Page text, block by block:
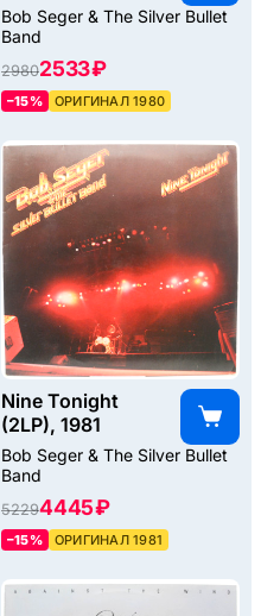
Bob Seger & The Silver Bullet
Band
29802533 ₽
–15% ОРИГИНАЛ 1980
Nine Tonight
(2LP), 1981
Bob Seger & The Silver Bullet
Band
52294445 ₽
–15% ОРИГИНАЛ 1981